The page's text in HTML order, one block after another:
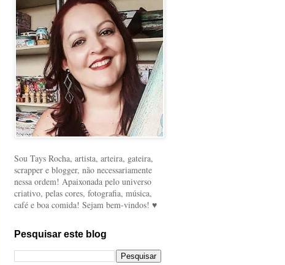
Sou Tays Rocha, artista, arteira, gateira,
scrapper e blogger, não necessariamente
nessa ordem! Apaixonada pelo universo
criativo, pelas cores, fotografia, música,
café e boa comida! Sejam bem-vindos! ♥
Pesquisar este blog